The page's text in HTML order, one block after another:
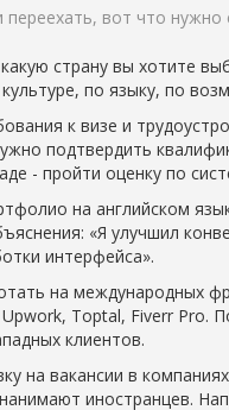
переехать, вот что нужно
страну вы хотите
по языку, по
к визе и
подтвердить
- пройти оценку по
на английском
«Я улучшил
интерфейса».
на международных
Toptal, Fiverr Pro.
клиентов.
на вакансии в
иностранцев.